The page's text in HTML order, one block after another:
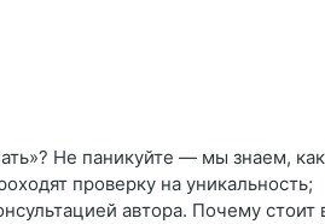
Не паникуйте — мы знаем,
проверку на уникальность;
автора. Почему стоит